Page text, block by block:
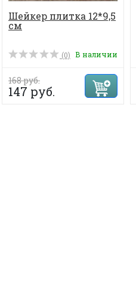
Шейкер плитка 12*9,5
см
(0) В наличии
168 руб.
147 руб.